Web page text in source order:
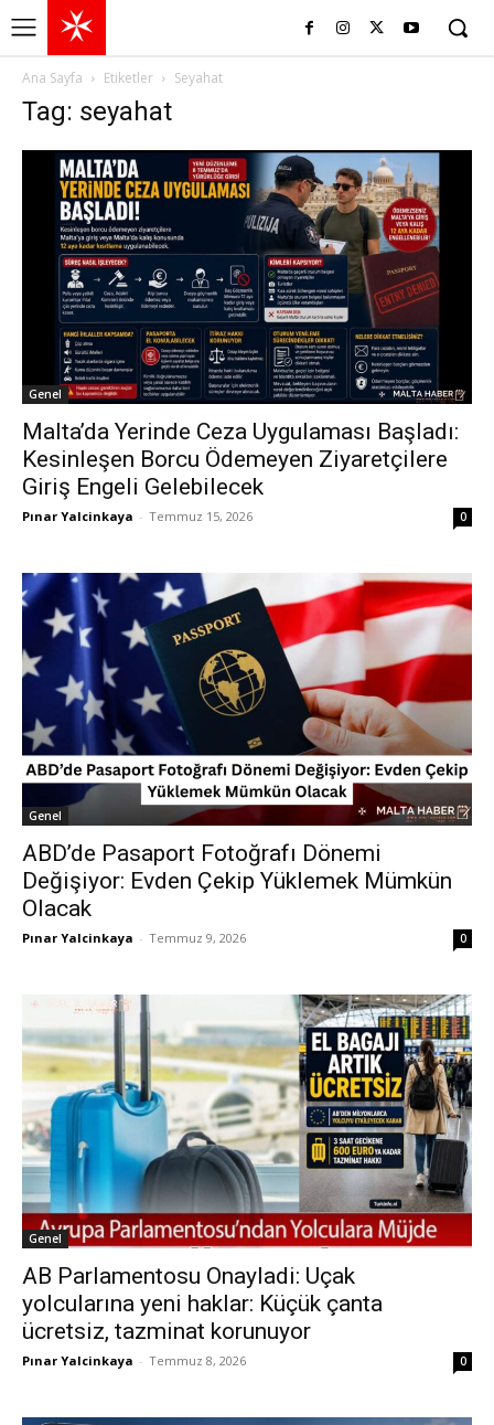
Ana Sayfa Etiketler Seyahat
Tag: seyahat
Genel
Malta’da Yerinde Ceza Uygulaması Başladı:
Kesinleşen Borcu Ödemeyen Ziyaretçilere
Giriş Engeli Gelebilecek
Pınar Yalcinkaya - Temmuz 15, 2026 0
Genel
ABD’de Pasaport Fotoğrafı Dönemi
Değişiyor: Evden Çekip Yüklemek Mümkün
Olacak
Pınar Yalcinkaya - Temmuz 9, 2026 0
Genel
AB Parlamentosu Onayladi: Uçak
yolcularına yeni haklar: Küçük çanta
ücretsiz, tazminat korunuyor
Pınar Yalcinkaya - Temmuz 8, 2026 0